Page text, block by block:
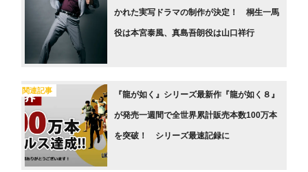
かれた実写ドラマの制作が決定！ 桐生一馬
役は本宮泰風、真島吾朗役は山口祥行
関連記事 『龍が如く』シリーズ最新作『龍が如く８』
が発売一週間で全世界累計販売本数100万本
を突破！ シリーズ最速記録に